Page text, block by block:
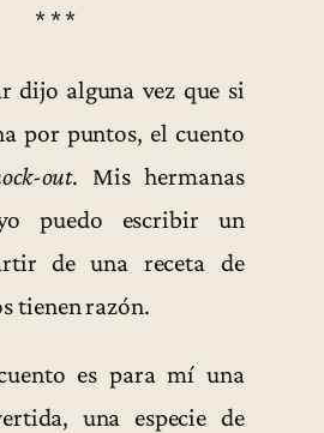
* * *
dijo alguna vez que si
por puntos, el cuento
out. Mis hermanas
puedo escribir un
de una receta de
tienen razón.
es para mí una
una especie de